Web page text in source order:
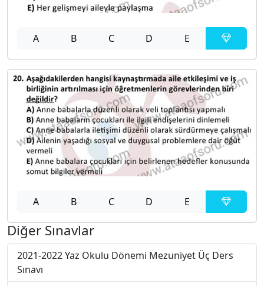
A B C D E
A B C D E
Diğer Sınavlar
2021-2022 Yaz Okulu Dönemi Mezuniyet Üç Ders
Sınavı